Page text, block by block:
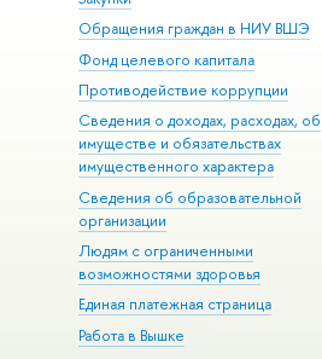
Обращения граждан в НИУ ВШЭ
Фонд целевого капитала
Противодействие коррупции
Сведения о доходах, расходах, об
имуществе и обязательствах
имущественного характера
Сведения об образовательной
организации
Людям с ограниченными
возможностями здоровья
Единая платежная страница
Работа в Вышке